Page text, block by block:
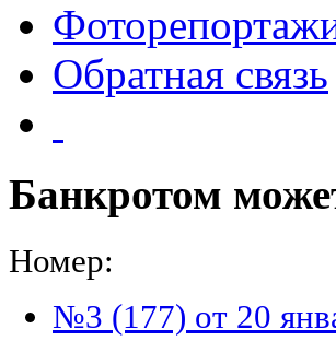
Обратная связь
Банкротом
Номер:
№3 (177) от 20